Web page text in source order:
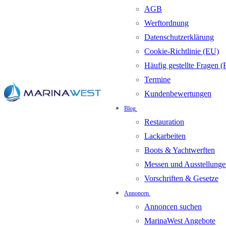
AGB
Werftordnung
Datenschutzerklärung
Cookie-Richtlinie (EU)
Häufig gestellte Fragen
Termine
Kundenbewertungen
Blog
Restauration
Lackarbeiten
Boots & Yachtwerften
Messen und
Vorschriften & Gesetze
Annoncen
Annoncen suchen
MarinaWest Angebote